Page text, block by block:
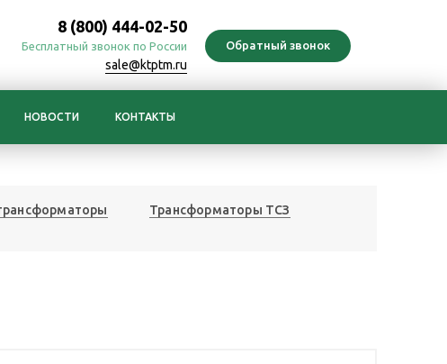
8 (800) 444-02-50
Бесплатный звонок по России
sale@ktptm.ru
НОВОСТИ КОНТАКТЫ
Трансформаторы ТСЗ